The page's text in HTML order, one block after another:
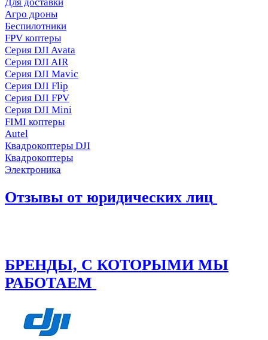
Для доставки
Агро дроны
Беспилотники
FPV коптеры
Серия DJI Avata
Серия DJI AIR
Серия DJI Mavic
Серия DJI Flip
Серия DJI FPV
Серия DJI Mini
FIMI коптеры
Autel
Квадрокоптеры DJI
Квадрокоптеры
Электроника
Отзывы от юридических лиц
БРЕНДЫ, С КОТОРЫМИ МЫ
РАБОТАЕМ